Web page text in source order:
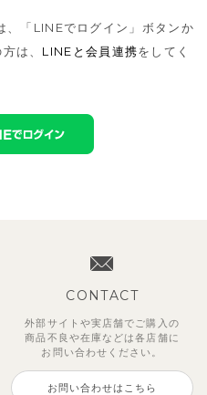
、「LINEでログイン」ボタンか
は、 LINEと会員連携をしてく
CONTACT
外部サイトや実店舗でご購入の
商品不良や在庫などは各店舗に
お問い合わせください。
お問い合わせはこちら